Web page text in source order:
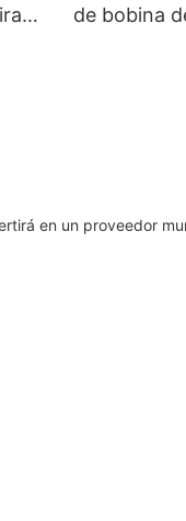
de
de bobina
en un proveedor